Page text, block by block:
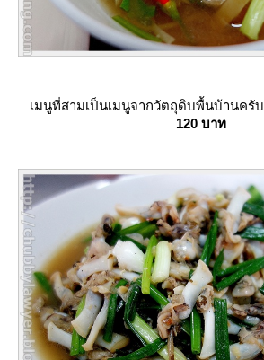
เมนูที่สามเป็นเมนูจากวัตถุดิบพื้นบ้านครับ
120 บาท